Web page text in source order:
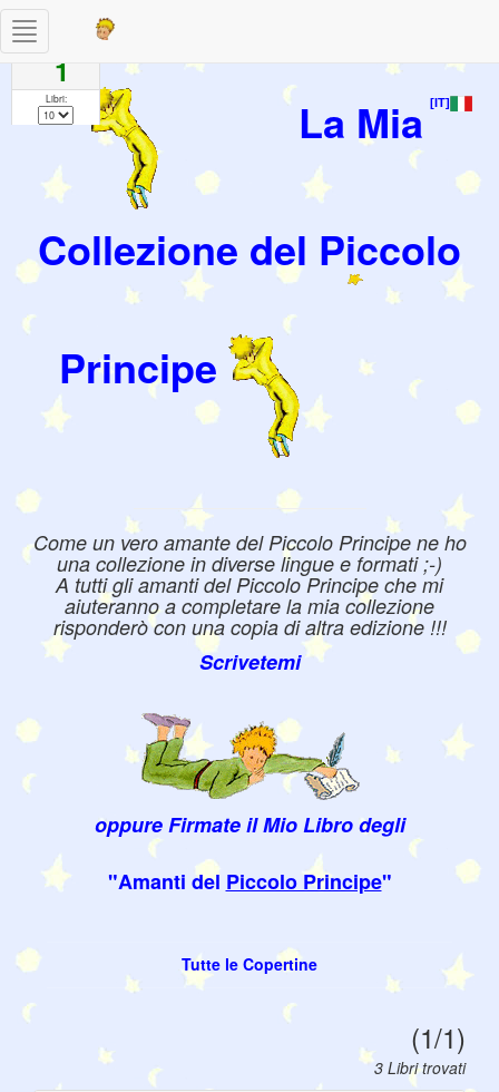
[IT]
La Mia
Collezione del Piccolo
Principe
Come un vero amante del Piccolo Principe ne ho
una collezione in diverse lingue e formati ;-)
A tutti gli amanti del Piccolo Principe che mi
aiuteranno a completare la mia collezione
risponderò con una copia di altra edizione !!!
Scrivetemi
oppure Firmate il Mio Libro degli
"Amanti del Piccolo Principe"
Tutte le Copertine
Toggle
navigation
(1/1)
3 Libri trovati
Pagine
1
Libri: